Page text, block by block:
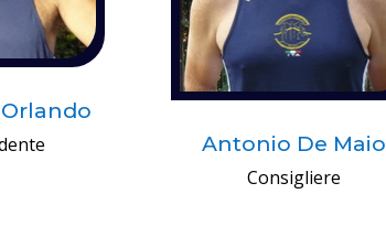
Antonio De Maio
Consigliere